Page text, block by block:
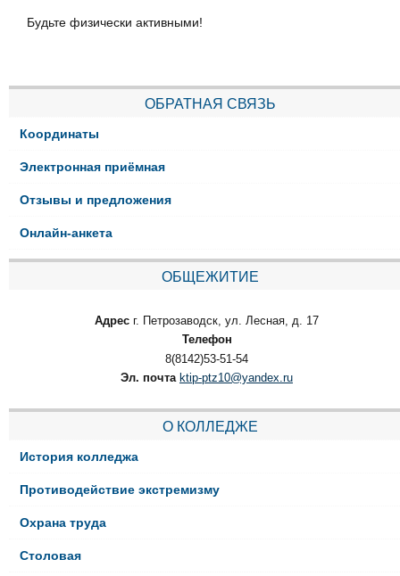
Будьте физически активными!
ОБРАТНАЯ СВЯЗЬ
Координаты
Электронная приёмная
Отзывы и предложения
Онлайн-анкета
ОБЩЕЖИТИЕ
Адрес г. Петрозаводск, ул. Лесная, д. 17
Телефон
8(8142)53-51-54
Эл. почта ktip-ptz10@yandex.ru
О КОЛЛЕДЖЕ
История колледжа
Противодействие экстремизму
Охрана труда
Столовая